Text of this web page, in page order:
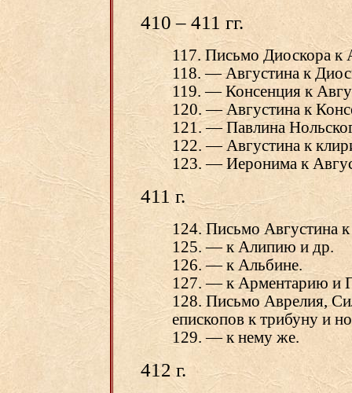
410 – 411 гг.
117. Письмо Диоскора к
118. — Августина к
119. — Консенция к
120. — Августина к
121. — Павлина
122. — Августина к
123. — Иеронима к
411 г.
124. Письмо Августина
125. — к Алипию и др.
126. — к Альбине.
127. — к Арментарию и
128. Письмо Аврелия,
епископов к трибуну и
129. — к нему же.
412 г.